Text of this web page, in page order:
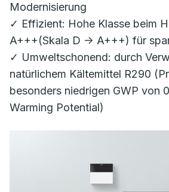
Modernisierung
✓ Effizient: Hohe Klasse beim
A+++(Skala D -> A+++) für
✓ Umweltschonend: durch
natürlichem Kältemittel R290
besonders niedrigen GWP von
Warming Potential)